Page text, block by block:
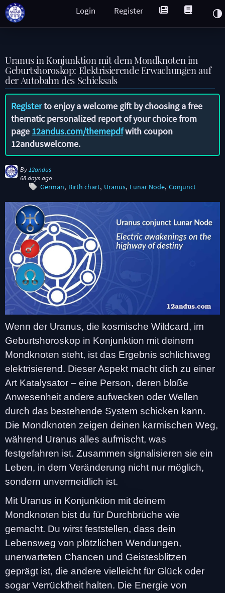
Register
Login
Uranus in Konjunktion mit dem Mondknoten im
Geburtshoroskop: Elektrisierende Erwachungen auf
der Autobahn des Schicksals
Registerto enjoy a welcome gift by choosing a free
thematic personalized report of your choice from
page 12andus.com/themepdfwith coupon
12anduswelcome.
By 12andus
68 days ago
German Birth chart Uranus Lunar Node Conjunct
Wenn der Uranus, die kosmische Wildcard, im
Geburtshoroskop in Konjunktion mit deinem
Mondknoten steht, ist das Ergebnis schlichtweg
elektrisierend. Dieser Aspekt macht dich zu einer
Art Katalysator – eine Person, deren bloße
Anwesenheit andere aufwecken oder Wellen
durch das bestehende System schicken kann.
Die Mondknoten zeigen deinen karmischen Weg,
während Uranus alles aufmischt, was
festgefahren ist. Zusammen signalisieren sie ein
Leben, in dem Veränderung nicht nur möglich,
sondern unvermeidlich ist.
Mit Uranus in Konjunktion mit deinem
Mondknoten bist du für Durchbrüche wie
gemacht. Du wirst feststellen, dass dein
Lebensweg von plötzlichen Wendungen,
unerwarteten Chancen und Geistesblitzen
geprägt ist, die andere vielleicht für Glück oder
sogar Verrücktheit halten. Die Energie von